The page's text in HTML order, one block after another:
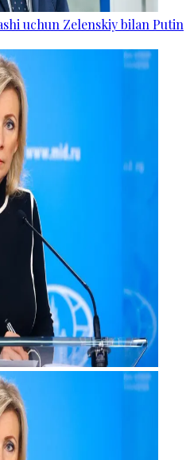
uchun Zelenskiy bilan Putin